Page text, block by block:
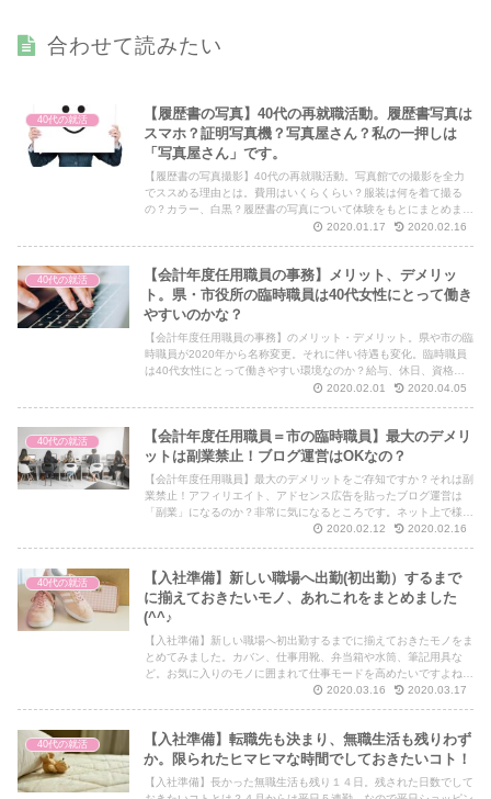
合わせて読みたい
40代の就活
【履歴書の写真】40代の再就職活動。履歴書写真は
スマホ？証明写真機？写真屋さん？私の一押しは
「写真屋さん」です。
【履歴書の写真撮影】40代の再就職活動。写真館での撮影を全力
でススめる理由とは。費用はいくらくらい？服装は何を着て撮る
の？カラー、白黒？履歴書の写真について体験をもとにまとめまし
た。40代の再就職がんばりましょうね。2020.01.17 2020.02.16
40代の就活
【会計年度任用職員の事務】メリット、デメリッ
ト。県・市役所の臨時職員は40代女性にとって働き
やすいのかな？
【会計年度任用職員の事務】のメリット・デメリット。県や市の臨
時職員が2020年から名称変更。それに伴い待遇も変化。臨時職員
は40代女性にとって働きやすい環境なのか？給与、休日、資格、
採用状況、面接、試験内容。気になること全部お伝えします。
2020.02.01 2020.04.05
40代の就活
【会計年度任用職員＝市の臨時職員】最大のデメリ
ットは副業禁止！ブログ運営はOKなの？
【会計年度任用職員】最大のデメリットをご存知ですか？それは副
業禁止！アフィリエイト、アドセンス広告を貼ったブログ運営は
「副業」になるのか？非常に気になるところです。ネット上で様々
な意見が飛び交う中、どの情報が正しいのか。調べてみました！
2020.02.12 2020.02.16
40代の就活
【入社準備】新しい職場へ出勤(初出勤）するまで
に揃えておきたいモノ、あれこれをまとめました
(^^♪
【入社準備】新しい職場へ初出勤するまでに揃えておきたモノをま
とめてみました。カバン、仕事用靴、弁当箱や水筒、筆記用具な
ど。お気に入りのモノに囲まれて仕事モードを高めたいですよね。
初出勤までにお気に入りが見つかると良いですね。
2020.03.16 2020.03.17
40代の就活
【入社準備】転職先も決まり、無職生活も残りわず
か。限られたヒマヒマな時間でしておきたいコト！
【入社準備】長かった無職生活も残り１４日。残された日数でして